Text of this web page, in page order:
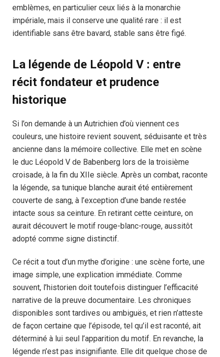
emblèmes, en particulier ceux liés à la monarchie
impériale, mais il conserve une qualité rare : il est
identifiable sans être bavard, stable sans être figé.
La légende de Léopold V : entre
récit fondateur et prudence
historique
Si l’on demande à un Autrichien d’où viennent ces
couleurs, une histoire revient souvent, séduisante et très
ancienne dans la mémoire collective. Elle met en scène
le duc Léopold V de Babenberg lors de la troisième
croisade, à la fin du XIIe siècle. Après un combat, raconte
la légende, sa tunique blanche aurait été entièrement
couverte de sang, à l’exception d’une bande restée
intacte sous sa ceinture. En retirant cette ceinture, on
aurait découvert le motif rouge-blanc-rouge, aussitôt
adopté comme signe distinctif.
Ce récit a tout d’un mythe d’origine : une scène forte, une
image simple, une explication immédiate. Comme
souvent, l’historien doit toutefois distinguer l’efficacité
narrative de la preuve documentaire. Les chroniques
disponibles sont tardives ou ambiguës, et rien n’atteste
de façon certaine que l’épisode, tel qu’il est raconté, ait
déterminé à lui seul l’apparition du motif. En revanche, la
légende n’est pas insignifiante. Elle dit quelque chose de